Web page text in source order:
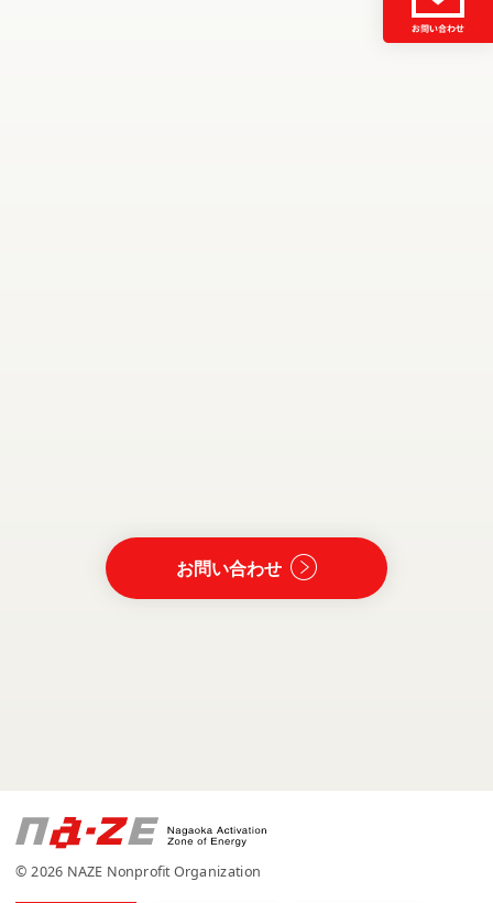
お問い合わせ
© 2026 NAZE Nonprofit Organization